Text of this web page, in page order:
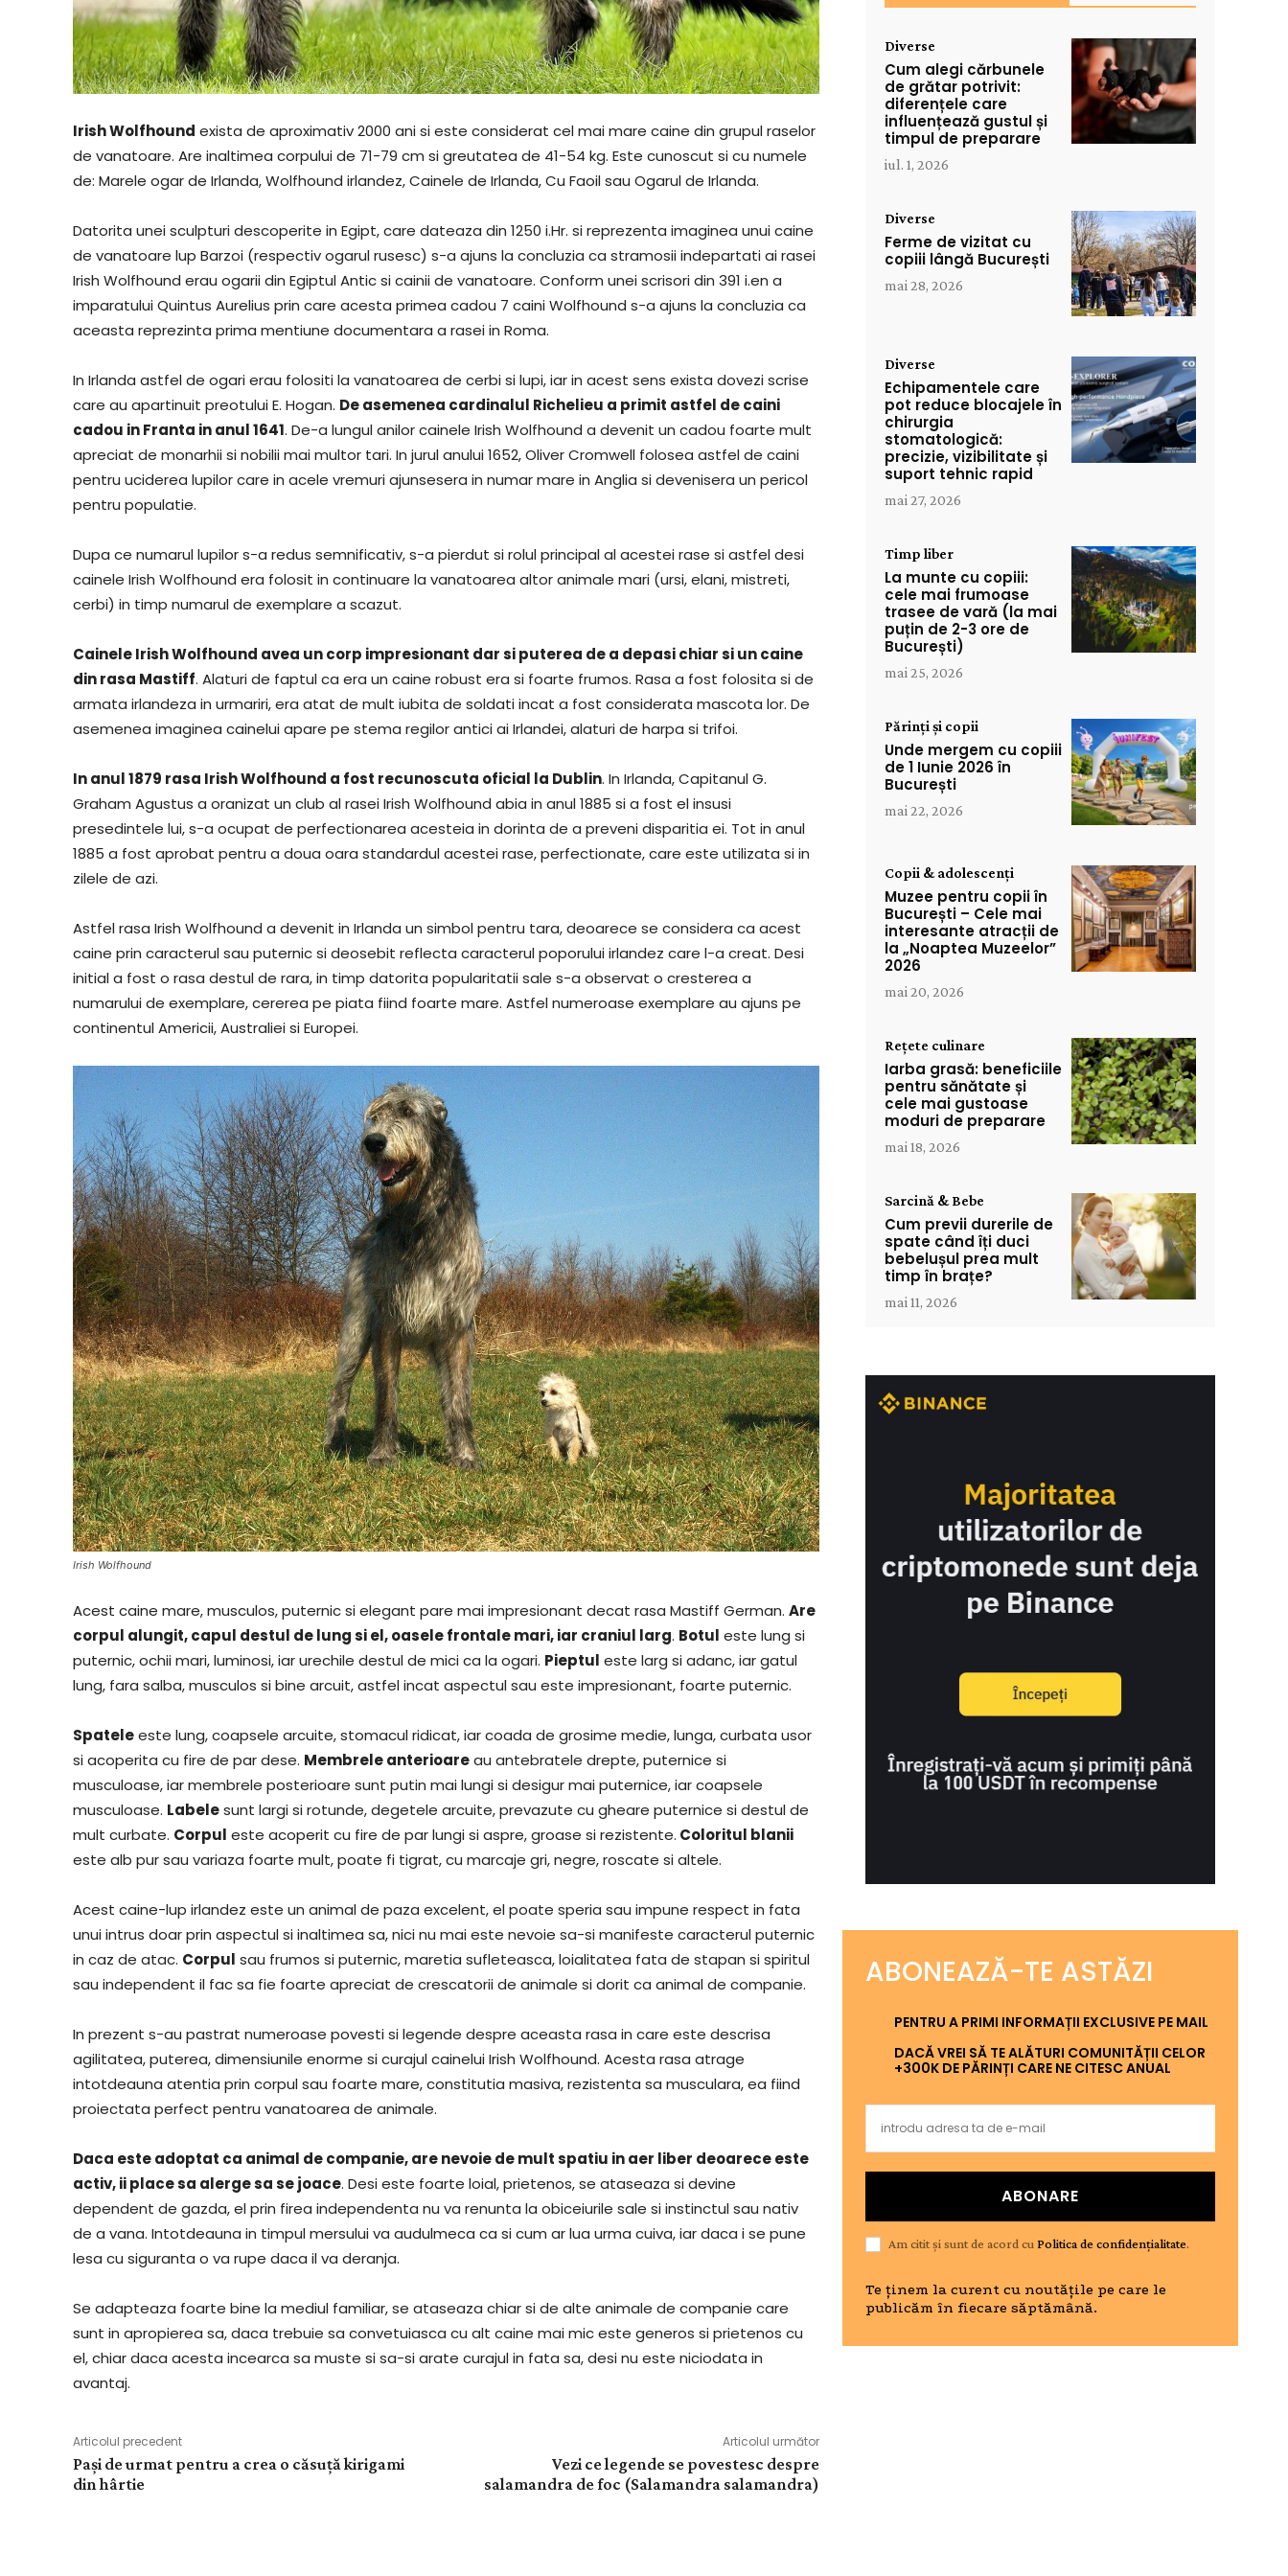
Irish Wolfhound exista de aproximativ 2000 ani si este considerat cel mai mare caine din grupul raselor
de vanatoare. Are inaltimea corpului de 71-79 cm si greutatea de 41-54 kg. Este cunoscut si cu numele
de: Marele ogar de Irlanda, Wolfhound irlandez, Cainele de Irlanda, Cu Faoil sau Ogarul de Irlanda.
Datorita unei sculpturi descoperite in Egipt, care dateaza din 1250 i.Hr. si reprezenta imaginea unui caine
de vanatoare lup Barzoi (respectiv ogarul rusesc) s-a ajuns la concluzia ca stramosii indepartati ai rasei
Irish Wolfhound erau ogarii din Egiptul Antic si cainii de vanatoare. Conform unei scrisori din 391 i.en a
imparatului Quintus Aurelius prin care acesta primea cadou 7 caini Wolfhound s-a ajuns la concluzia ca
aceasta reprezinta prima mentiune documentara a rasei in Roma.
In Irlanda astfel de ogari erau folositi la vanatoarea de cerbi si lupi, iar in acest sens exista dovezi scrise
care au apartinuit preotului E. Hogan. De asemenea cardinalul Richelieu a primit astfel de caini
cadou in Franta in anul 1641. De-a lungul anilor cainele Irish Wolfhound a devenit un cadou foarte mult
apreciat de monarhii si nobilii mai multor tari. In jurul anului 1652, Oliver Cromwell folosea astfel de caini
pentru uciderea lupilor care in acele vremuri ajunsesera in numar mare in Anglia si devenisera un pericol
pentru populatie.
Dupa ce numarul lupilor s-a redus semnificativ, s-a pierdut si rolul principal al acestei rase si astfel desi
cainele Irish Wolfhound era folosit in continuare la vanatoarea altor animale mari (ursi, elani, mistreti,
cerbi) in timp numarul de exemplare a scazut.
Cainele Irish Wolfhound avea un corp impresionant dar si puterea de a depasi chiar si un caine
din rasa Mastiff. Alaturi de faptul ca era un caine robust era si foarte frumos. Rasa a fost folosita si de
armata irlandeza in urmariri, era atat de mult iubita de soldati incat a fost considerata mascota lor. De
asemenea imaginea cainelui apare pe stema regilor antici ai Irlandei, alaturi de harpa si trifoi.
In anul 1879 rasa Irish Wolfhound a fost recunoscuta oficial la Dublin. In Irlanda, Capitanul G.
Graham Agustus a oranizat un club al rasei Irish Wolfhound abia in anul 1885 si a fost el insusi
presedintele lui, s-a ocupat de perfectionarea acesteia in dorinta de a preveni disparitia ei. Tot in anul
1885 a fost aprobat pentru a doua oara standardul acestei rase, perfectionate, care este utilizata si in
zilele de azi.
Astfel rasa Irish Wolfhound a devenit in Irlanda un simbol pentru tara, deoarece se considera ca acest
caine prin caracterul sau puternic si deosebit reflecta caracterul poporului irlandez care l-a creat. Desi
initial a fost o rasa destul de rara, in timp datorita popularitatii sale s-a observat o cresterea a
numarului de exemplare, cererea pe piata fiind foarte mare. Astfel numeroase exemplare au ajuns pe
continentul Americii, Australiei si Europei.
Irish Wolfhound
Acest caine mare, musculos, puternic si elegant pare mai impresionant decat rasa Mastiff German. Are
corpul alungit, capul destul de lung si el, oasele frontale mari, iar craniul larg. Botul este lung si
puternic, ochii mari, luminosi, iar urechile destul de mici ca la ogari. Pieptul este larg si adanc, iar gatul
lung, fara salba, musculos si bine arcuit, astfel incat aspectul sau este impresionant, foarte puternic.
Spateleeste lung, coapsele arcuite, stomacul ridicat, iar coada de grosime medie, lunga, curbata usor
si acoperita cu fire de par dese. Membrele anterioareau antebratele drepte, puternice si
musculoase, iar membrele posterioare sunt putin mai lungi si desigur mai puternice, iar coapsele
musculoase. Labelesunt largi si rotunde, degetele arcuite, prevazute cu gheare puternice si destul de
mult curbate. Corpul este acoperit cu fire de par lungi si aspre, groase si rezistente. Coloritul blanii
este alb pur sau variaza foarte mult, poate fi tigrat, cu marcaje gri, negre, roscate si altele.
Acest caine-lup irlandez este un animal de paza excelent, el poate speria sau impune respect in fata
unui intrus doar prin aspectul si inaltimea sa, nici nu mai este nevoie sa-si manifeste caracterul puternic
in caz de atac. Corpul sau frumos si puternic, maretia sufleteasca, loialitatea fata de stapan si spiritul
sau independent il fac sa fie foarte apreciat de crescatorii de animale si dorit ca animal de companie.
In prezent s-au pastrat numeroase povesti si legende despre aceasta rasa in care este descrisa
agilitatea, puterea, dimensiunile enorme si curajul cainelui Irish Wolfhound. Acesta rasa atrage
intotdeauna atentia prin corpul sau foarte mare, constitutia masiva, rezistenta sa musculara, ea fiind
proiectata perfect pentru vanatoarea de animale.
Daca este adoptat ca animal de companie, are nevoie de mult spatiu in aer liber deoarece este
activ, ii place sa alerge sa se joace. Desi este foarte loial, prietenos, se ataseaza si devine
dependent de gazda, el prin firea independenta nu va renunta la obiceiurile sale si instinctul sau nativ
de a vana. Intotdeauna in timpul mersului va audulmeca ca si cum ar lua urma cuiva, iar daca i se pune
lesa cu siguranta o va rupe daca il va deranja.
Se adapteaza foarte bine la mediul familiar, se ataseaza chiar si de alte animale de companie care
sunt in apropierea sa, daca trebuie sa convetuiasca cu alt caine mai mic este generos si prietenos cu
el, chiar daca acesta incearca sa muste si sa-si arate curajul in fata sa, desi nu este niciodata in
avantaj.
Articolul precedent
Pași de urmat pentru a crea o căsuță kirigami
din hârtie
Articolul următor
Vezi ce legende se povestesc despre
salamandra de foc (Salamandra salamandra)
Diverse
Cum alegi cărbunele
de grătar potrivit:
diferențele care
influențează gustul și
timpul de preparare
iul. 1, 2026
Diverse
Ferme de vizitat cu
copiii lângă București
mai 28, 2026
Diverse
Echipamentele care
pot reduce blocajele în
chirurgia
stomatologică:
precizie, vizibilitate și
suport tehnic rapid
mai 27, 2026
Timp liber
La munte cu copiii:
cele mai frumoase
trasee de vară (la mai
puțin de 2-3 ore de
București)
mai 25, 2026
Părinți și copii
Unde mergem cu copiii
de 1 Iunie 2026 în
București
mai 22, 2026
Copii & adolescenți
Muzee pentru copii în
București – Cele mai
interesante atracții de
la „Noaptea Muzeelor”
2026
mai 20, 2026
Rețete culinare
Iarba grasă: beneficiile
pentru sănătate și
cele mai gustoase
moduri de preparare
mai 18, 2026
Sarcină & Bebe
Cum previi durerile de
spate când îți duci
bebelușul prea mult
timp în brațe?
mai 11, 2026
ABONEAZĂ-TE ASTĂZI
PENTRU A PRIMI INFORMAȚII EXCLUSIVE PE MAIL
DACĂ VREI SĂ TE ALĂTURI COMUNITĂȚII CELOR
+300K DE PĂRINȚI CARE NE CITESC ANUAL
ABONARE
Am citit și sunt de acord cuPolitica de confidențialitate.
Te ținem la curent cu noutățile pe care le
publicăm în fiecare săptămână.